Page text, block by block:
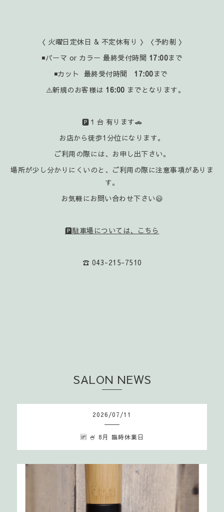
〈 火曜日定休日 & 不定休有り 〉〈予約制 〉
◾パーマ or カラー 最終受付時間 17:00まで
◾カット 最終受付時間 17:00まで
⚠️新規のお客様は 16:00 までとなります。
🅿️１台 有ります🚗
お店から徒歩1分位になります。
ご利用の際には、お申し出下さい。
場所が少し分かりにくいのと、ご利用の際に注意事項がありま
す。
お気軽にお問い合わせ下さい😃
🅿️駐車場については、こちら
☎️ 043-215-7510
SALON NEWS
2026/07/11
🆙 🍧 8月 臨時休業日